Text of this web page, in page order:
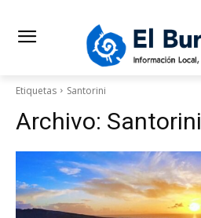
Etiquetas Santorini
Archivo: Santorini